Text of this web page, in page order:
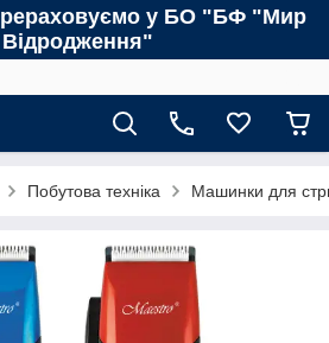
у БО "БФ "Мир
Відродження"
Побутова техніка Машинки для